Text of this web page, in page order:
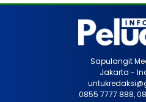
Sapulangit
Jakarta -
0855 7777 888,